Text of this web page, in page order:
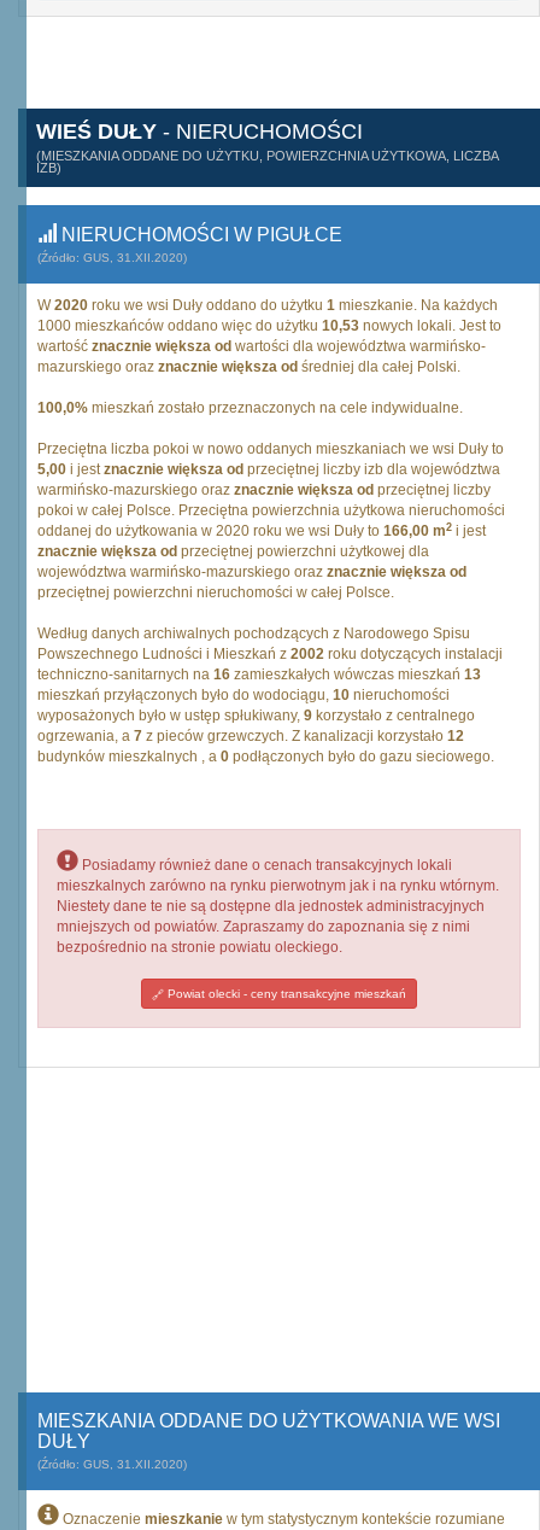
WIEŚ DUŁY - NIERUCHOMOŚCI
(MIESZKANIA ODDANE DO UŻYTKU, POWIERZCHNIA UŻYTKOWA, LICZBA
IZB)
NIERUCHOMOŚCI W PIGUŁCE
(Źródło: GUS, 31.XII.2020)
W2020 roku we wsi Duły oddano do użytku 1 mieszkanie. Na każdych
1000 mieszkańców oddano więc do użytku 10,53 nowych lokali. Jest to
wartość znacznie większa od wartości dla województwa warmińsko-
mazurskiego oraz znacznie większa od średniej dla całej Polski.
100,0% mieszkań zostało przeznaczonych na cele indywidualne.
Przeciętna liczba pokoi w nowo oddanych mieszkaniach we wsi Duły to
5,00 i jestznacznie większa od przeciętnej liczby izb dla województwa
warmińsko-mazurskiego oraz znacznie większa od przeciętnej liczby
pokoi w całej Polsce. Przeciętna powierzchnia użytkowa nieruchomości
oddanej do użytkowania w 2020 roku we wsi Duły to 166,00 m2 i jest
znacznie większa od przeciętnej powierzchni użytkowej dla
województwa warmińsko-mazurskiego oraz znacznie większa od
przeciętnej powierzchni nieruchomości w całej Polsce.
Według danych archiwalnych pochodzących z Narodowego Spisu
Powszechnego Ludności i Mieszkań z 2002 roku dotyczących instalacji
techniczno-sanitarnych na 16 zamieszkałych wówczas mieszkań 13
mieszkań przyłączonych było do wodociągu, 10 nieruchomości
wyposażonych było w ustęp spłukiwany, 9 korzystało z centralnego
ogrzewania, a 7 z pieców grzewczych. Z kanalizacji korzystało 12
budynków mieszkalnych , a 0 podłączonych było do gazu sieciowego.
Posiadamy również dane o cenach transakcyjnych lokali
mieszkalnych zarówno na rynku pierwotnym jak i na rynku wtórnym.
Niestety dane te nie są dostępne dla jednostek administracyjnych
mniejszych od powiatów. Zapraszamy do zapoznania się z nimi
bezpośrednio na stronie powiatu oleckiego.
Powiat olecki - ceny transakcyjne mieszkań
MIESZKANIA ODDANE DO UŻYTKOWANIA WE WSI
DUŁY
(Źródło: GUS, 31.XII.2020)
Oznaczenie mieszkanie w tym statystycznym kontekście rozumiane